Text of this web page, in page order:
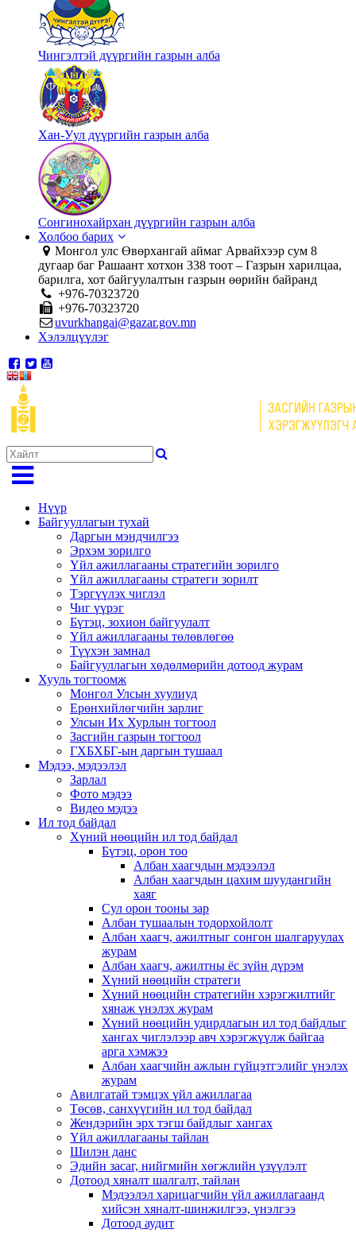
Чингэлтэй дүүргийн газрын алба
Хан-Уул дүүргийн газрын алба
Сонгинохайрхан дүүргийн газрын алба
Холбоо барих
Монгол улс Өвөрхангай аймаг Арвайхээр сум 8
дугаар баг Рашаант хотхон 338 тоот – Газрын харилцаа,
барилга, хот байгуулалтын газрын өөрийн байранд
+976-70323720
+976-70323720
uvurkhangai@gazar.gov.mn
Хэлэлцүүлэг
Нүүр
Байгууллагын тухай
Даргын мэндчилгээ
Эрхэм зорилго
Үйл ажиллагааны стратегийн зорилго
Үйл ажиллагааны стратеги зорилт
Тэргүүлэх чиглэл
Чиг үүрэг
Бүтэц, зохион байгуулалт
Үйл ажиллагааны төлөвлөгөө
Түүхэн замнал
Байгууллагын хөдөлмөрийн дотоод журам
Хууль тогтоомж
Монгол Улсын хуулиуд
Ерөнхийлөгчийн зарлиг
Улсын Их Хурлын тогтоол
Засгийн газрын тогтоол
ГХБХБГ-ын даргын тушаал
Мэдээ, мэдээлэл
Зарлал
Фото мэдээ
Видео мэдээ
Ил тод байдал
Хүний нөөцийн ил тод байдал
Бүтэц, орон тоо
Албан хаагчдын мэдээлэл
Албан хаагчдын цахим шуудангийн
хаяг
Сул орон тооны зар
Албан тушаалын тодорхойлолт
Албан хаагч, ажилтныг сонгон шалгаруулах
журам
Албан хаагч, ажилтны ёс зүйн дүрэм
Хүний нөөцийн стратеги
Хүний нөөцийн стратегийн хэрэгжилтийг
хянаж үнэлэх журам
Хүний нөөцийн удирдлагын ил тод байдлыг
хангах чиглэлээр авч хэрэгжүүлж байгаа
арга хэмжээ
Албан хаагчийн ажлын гүйцэтгэлийг үнэлэх
журам
Авилгатай тэмцэх үйл ажиллагаа
Төсөв, санхүүгийн ил тод байдал
Жендэрийн эрх тэгш байдлыг хангах
Үйл ажиллагааны тайлан
Шилэн данс
Эдийн засаг, нийгмийн хөгжлийн үзүүлэлт
Дотоод хяналт шалгалт, тайлан
Мэдээлэл харицагчийн үйл ажиллагаанд
хийсэн хяналт-шинжилгээ, үнэлгээ
Дотоод аудит